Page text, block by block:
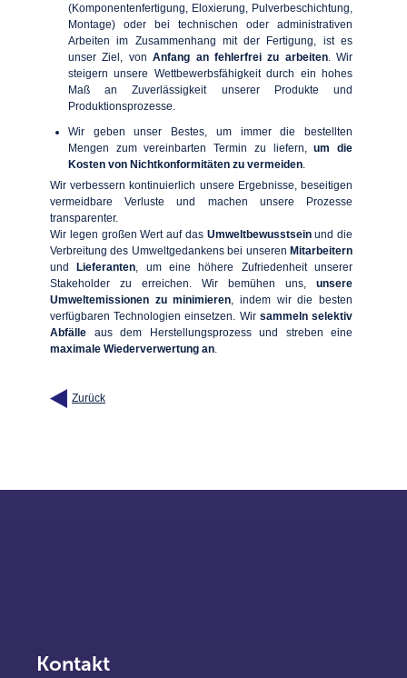
(Komponentenfertigung, Eloxierung, Pulverbeschichtung,
Montage) oder bei technischen oder administrativen
Arbeiten im Zusammenhang mit der Fertigung, ist es
unser Ziel, vonAnfang an fehlerfrei zu arbeiten. Wir
steigern unsere Wettbewerbsfähigkeit durch ein hohes
Maß an Zuverlässigkeit unserer Produkte und
Produktionsprozesse.
Wir geben unser Bestes, um immer die bestellten
Mengen zum vereinbarten Termin zu liefern,um die
Kosten von Nichtkonformitäten zu vermeiden
Wir verbessern kontinuierlich unsere Ergebnisse, beseitigen
vermeidbare Verluste und machen unsere Prozesse
transparenter.
Wir legen großen Wert auf das Umweltbewusstseinund die
Verbreitung des Umweltgedankens bei unseren Mitarbeitern
undLieferanten , um eine höhere Zufriedenheit unserer
Stakeholder zu erreichen. Wir bemühen uns, unsere
Umweltemissionen zu minimieren , indem wir die besten
verfügbaren Technologien einsetzen. Wir sammeln selektiv
Abfälle aus dem Herstellungsprozess und streben eine
maximale Wiederverwertung an
Zurück
Kontakt